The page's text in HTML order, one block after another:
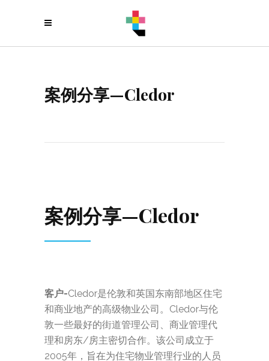
案例分享—Cledor
案例分享—Cledor
客户-Cledor是伦敦和英国东南部地区住宅
和商业地产的高级物业公司。Cledor与伦
敦一些最好的街道管理公司、商业管理代
理和房东/房主密切合作。该公司成立于
2005年，旨在为住宅物业管理行业的人员